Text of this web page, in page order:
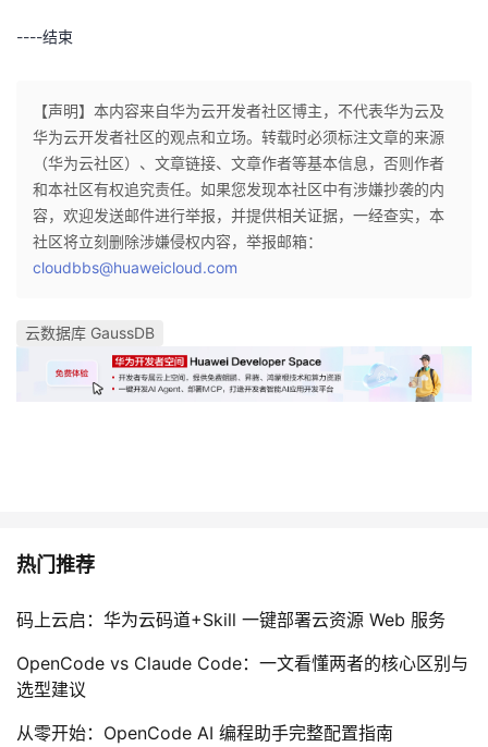
----结束
【声明】本内容来自华为云开发者社区博主，不代表华为云及
华为云开发者社区的观点和立场。转载时必须标注文章的来源
（华为云社区）、文章链接、文章作者等基本信息，否则作者
和本社区有权追究责任。如果您发现本社区中有涉嫌抄袭的内
容，欢迎发送邮件进行举报，并提供相关证据，一经查实，本
社区将立刻删除涉嫌侵权内容，举报邮箱：
cloudbbs@huaweicloud.com
云数据库 GaussDB
热门推荐
码上云启：华为云码道+Skill 一键部署云资源 Web 服务
OpenCode vs Claude Code：一文看懂两者的核心区别与
选型建议
从零开始：OpenCode AI 编程助手完整配置指南